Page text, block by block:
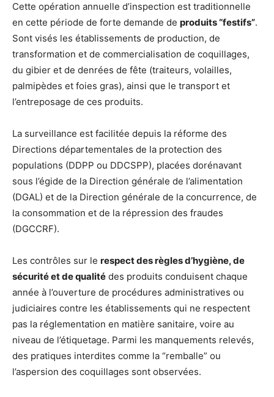
Cette opération annuelle d’inspection est traditionnelle
en cette période de forte demande de produits “festifs”.
Sont visés les établissements de production, de
transformation et de commercialisation de coquillages,
du gibier et de denrées de fête (traiteurs, volailles,
palmipèdes et foies gras), ainsi que le transport et
l’entreposage de ces produits.
La surveillance est facilitée depuis la réforme des
Directions départementales de la protection des
populations (DDPP ou DDCSPP), placées dorénavant
sous l’égide de la Direction générale de l’alimentation
(DGAL) et de la Direction générale de la concurrence, de
la consommation et de la répression des fraudes
(DGCCRF).
Les contrôles sur le respect des règles d’hygiène, de
sécurité et de qualité des produits conduisent chaque
année à l’ouverture de procédures administratives ou
judiciaires contre les établissements qui ne respectent
pas la réglementation en matière sanitaire, voire au
niveau de l’étiquetage. Parmi les manquements relevés,
des pratiques interdites comme la “remballe” ou
l’aspersion des coquillages sont observées.